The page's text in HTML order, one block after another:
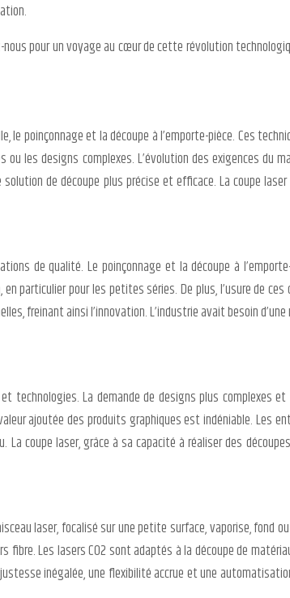
pour un voyage au cœur de cette révolution
poinçonnage et la découpe à l’emporte-pièce. Ces
designs complexes. L’évolution des exigences du
de découpe plus précise et efficace. La coupe
de qualité. Le poinçonnage et la découpe à
particulier pour les petites séries. De plus, l’usure de
freinant ainsi l’innovation. L’industrie avait besoin
technologies. La demande de designs plus complexes
ajoutée des produits graphiques est indéniable. Les
coupe laser, grâce à sa capacité à réaliser des
laser, focalisé sur une petite surface, vaporise, fond
Les lasers CO2 sont adaptés à la découpe de
inégalée, une flexibilité accrue et une